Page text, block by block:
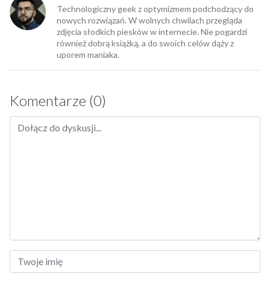
Technologiczny geek z optymizmem podchodzący do
nowych rozwiązań. W wolnych chwilach przegląda
zdjęcia słodkich piesków w internecie. Nie pogardzi
również dobrą książką, a do swoich celów dąży z
uporem maniaka.
Komentarze (0)